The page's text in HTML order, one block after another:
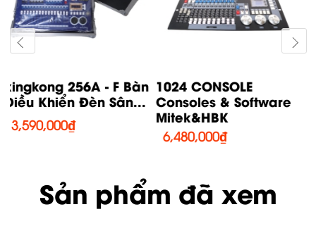
Quartz Consoles &
Software Mitek&HBK
21,850,000
MA3 Command Wing
Consoles &
Software...
71,220,000
Sản phẩm đã xem